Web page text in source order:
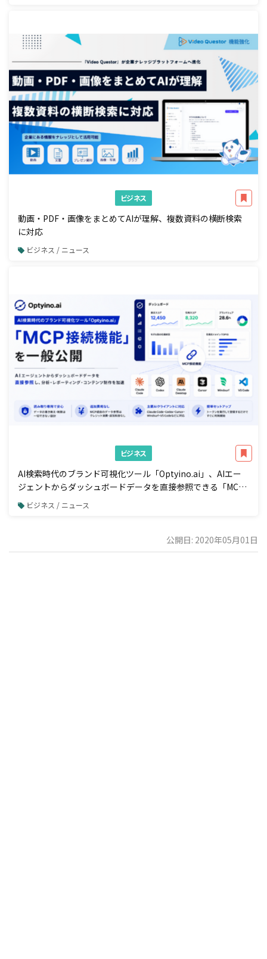
ビジネス
動画・PDF・画像をまとめてAIが理解、複数資料の横断検索
に対応
ビジネス / ニュース
ビジネス
AI検索時代のブランド可視化ツール「Optyino.ai」、AIエー
ジェントからダッシュボードデータを直接参照できる「MCP
接続」機能を一般公開
ビジネス / ニュース
公開日: 2020年05月01日